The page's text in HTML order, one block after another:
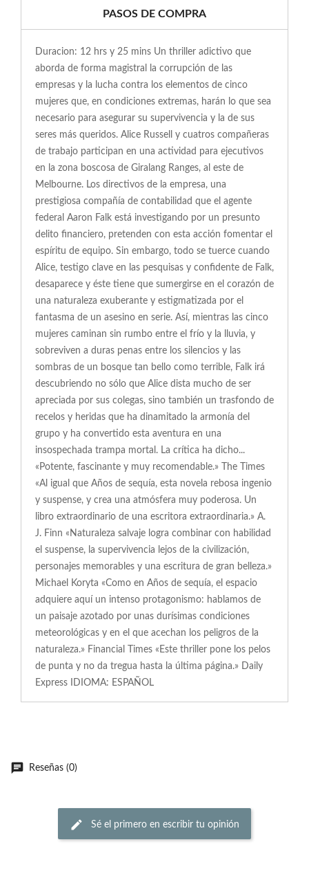
PASOS DE COMPRA
Duracion: 12 hrs y 25 mins Un thriller adictivo que
aborda de forma magistral la corrupción de las
empresas y la lucha contra los elementos de cinco
mujeres que, en condiciones extremas, harán lo que sea
necesario para asegurar su supervivencia y la de sus
seres más queridos. Alice Russell y cuatros compañeras
de trabajo participan en una actividad para ejecutivos
en la zona boscosa de Giralang Ranges, al este de
Melbourne. Los directivos de la empresa, una
prestigiosa compañía de contabilidad que el agente
federal Aaron Falk está investigando por un presunto
delito financiero, pretenden con esta acción fomentar el
espíritu de equipo. Sin embargo, todo se tuerce cuando
Alice, testigo clave en las pesquisas y confidente de Falk,
desaparece y éste tiene que sumergirse en el corazón de
una naturaleza exuberante y estigmatizada por el
fantasma de un asesino en serie. Así, mientras las cinco
mujeres caminan sin rumbo entre el frío y la lluvia, y
sobreviven a duras penas entre los silencios y las
sombras de un bosque tan bello como terrible, Falk irá
descubriendo no sólo que Alice dista mucho de ser
apreciada por sus colegas, sino también un trasfondo de
recelos y heridas que ha dinamitado la armonía del
grupo y ha convertido esta aventura en una
insospechada trampa mortal. La crítica ha dicho...
«Potente, fascinante y muy recomendable.» The Times
«Al igual que Años de sequía, esta novela rebosa ingenio
y suspense, y crea una atmósfera muy poderosa. Un
libro extraordinario de una escritora extraordinaria.» A.
J. Finn «Naturaleza salvaje logra combinar con habilidad
el suspense, la supervivencia lejos de la civilización,
personajes memorables y una escritura de gran belleza.»
Michael Koryta «Como en Años de sequía, el espacio
adquiere aquí un intenso protagonismo: hablamos de
un paisaje azotado por unas durísimas condiciones
meteorológicas y en el que acechan los peligros de la
naturaleza.» Financial Times «Este thriller pone los pelos
de punta y no da tregua hasta la última página.» Daily
Express IDIOMA: ESPAÑOL
Reseñas (0)
Sé el primero en escribir tu opinión